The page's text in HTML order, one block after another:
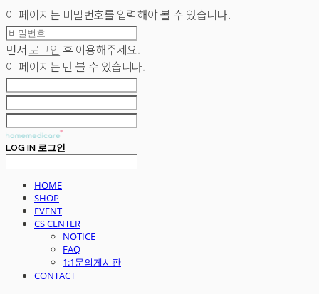
이 페이지는 비밀번호를 입력해야 볼 수 있습니다.
먼저 로그인 후 이용해주세요.
이 페이지는 만 볼 수 있습니다.
LOG IN 로그인
HOME
SHOP
EVENT
CS CENTER
NOTICE
FAQ
1:1문의게시판
CONTACT